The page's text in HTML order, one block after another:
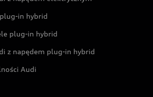
in hybrid
plug-in hybrid
z napędem plug-in hybrid
Audi